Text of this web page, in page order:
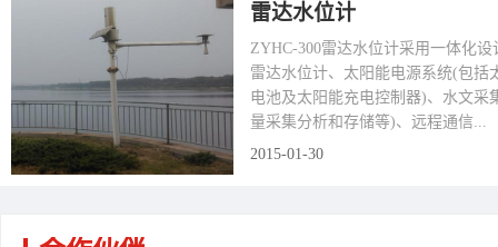
雷达水位计
ZYHC-300雷达水位计采用一体化
雷达水位计、太阳能电源系统(包括
电池及太阳能充电控制器)、水文采
量采集分析和存储等)、远程通信...
2015-01-30